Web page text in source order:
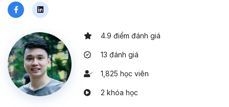
4.9 điểm đánh giá
13 đánh giá
1,825 học viên
2 khóa học